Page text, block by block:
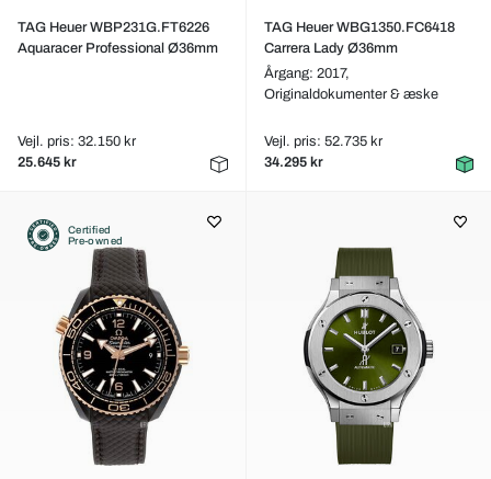
TAG Heuer WBP231G.FT6226
Aquaracer Professional Ø36mm
Vejl. pris: 32.150 kr
25.645 kr
TAG Heuer WBG1350.FC6418
Carrera Lady Ø36mm
Årgang: 2017,
Originaldokumenter & æske
Vejl. pris: 52.735 kr
34.295 kr
Certified
Pre-owned